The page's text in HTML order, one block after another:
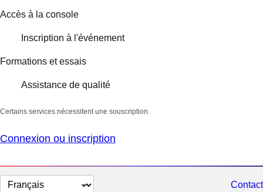
Accès à la console
Inscription à l'événement
Formations et essais
Assistance de qualité
Certains services nécessitent une souscription.
Connexion ou inscription
Changer
Contact